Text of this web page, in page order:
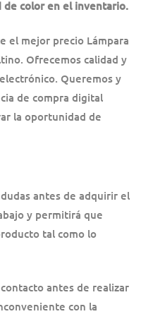
color en el inventario.
el mejor precio Lámpara
Ofrecemos calidad y
Queremos y
de compra digital
la oportunidad de
antes de adquirir el
y permitirá que
tal como lo
antes de realizar
con la